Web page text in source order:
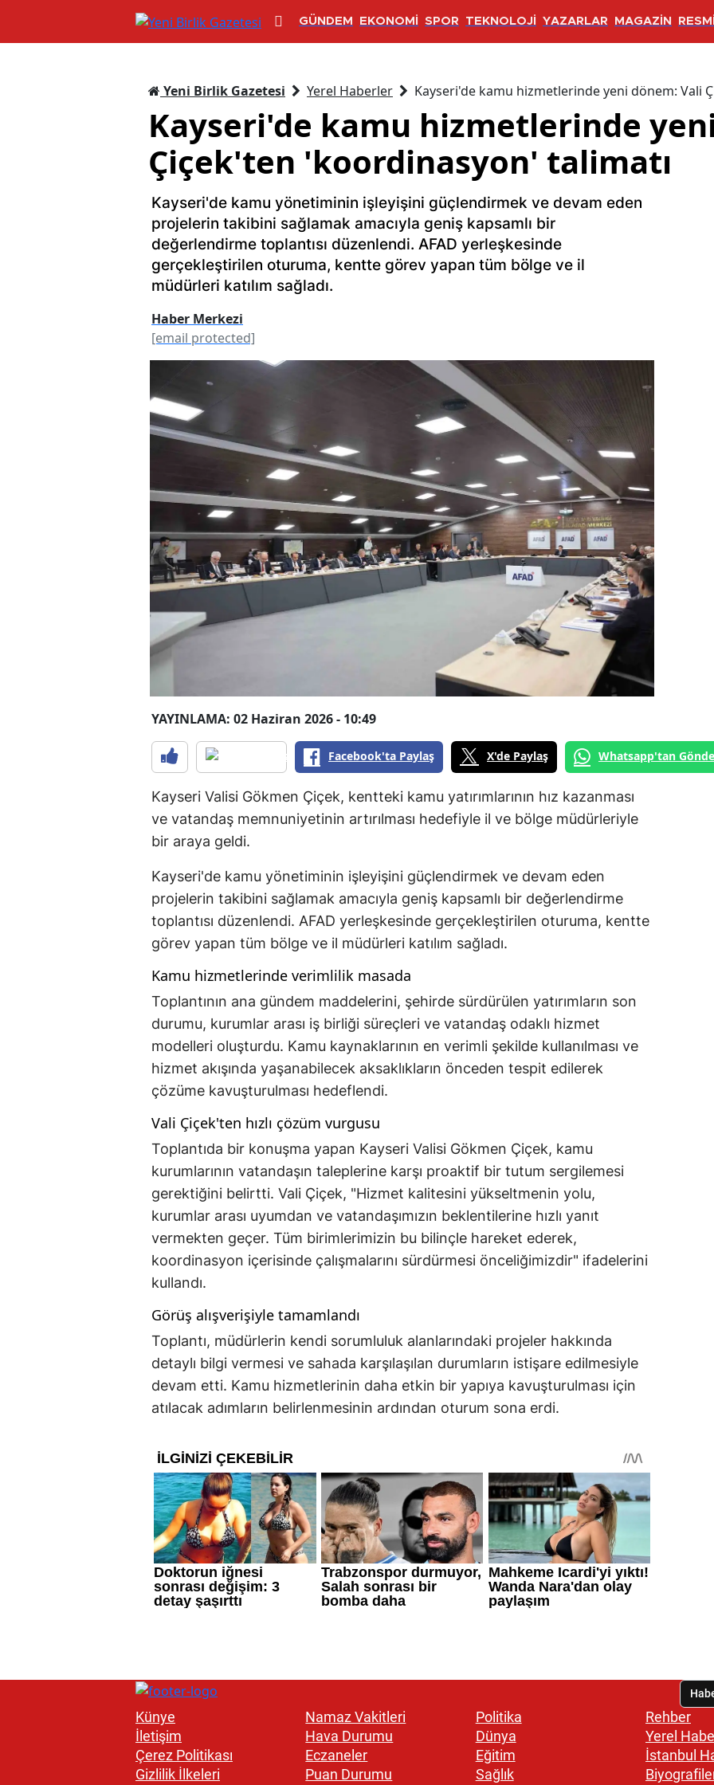
GÜNDEM EKONOMİ SPOR TEKNOLOJİ YAZARLAR MAGAZİN
Yeni Birlik Gazetesi Yerel Haberler Kayseri'de kamu hizmetlerinde yeni dönem: Vali
Kayseri'de kamu hizmetlerinde
Çiçek'ten 'koordinasyon' talimatı
Kayseri'de kamu yönetiminin işleyişini güçlendirmek ve devam eden
projelerin takibini sağlamak amacıyla geniş kapsamlı bir
değerlendirme toplantısı düzenlendi. AFAD yerleşkesinde
gerçekleştirilen oturuma, kentte görev yapan tüm bölge ve il
müdürleri katılım sağladı.
Haber Merkezi
[email protected]
YAYINLAMA: 02 Haziran 2026 - 10:49
Facebook'ta Paylaş X'de Paylaş Whatsapp'tan
Kayseri Valisi Gökmen Çiçek, kentteki kamu yatırımlarının hız kazanması
ve vatandaş memnuniyetinin artırılması hedefiyle il ve bölge müdürleriyle
bir araya geldi.
Kayseri'de kamu yönetiminin işleyişini güçlendirmek ve devam eden
projelerin takibini sağlamak amacıyla geniş kapsamlı bir değerlendirme
toplantısı düzenlendi. AFAD yerleşkesinde gerçekleştirilen oturuma, kentte
görev yapan tüm bölge ve il müdürleri katılım sağladı.
Kamu hizmetlerinde verimlilik masada
Toplantının ana gündem maddelerini, şehirde sürdürülen yatırımların son
durumu, kurumlar arası iş birliği süreçleri ve vatandaş odaklı hizmet
modelleri oluşturdu. Kamu kaynaklarının en verimli şekilde kullanılması ve
hizmet akışında yaşanabilecek aksaklıkların önceden tespit edilerek
çözüme kavuşturulması hedeflendi.
Vali Çiçek'ten hızlı çözüm vurgusu
Toplantıda bir konuşma yapan Kayseri Valisi Gökmen Çiçek, kamu
kurumlarının vatandaşın taleplerine karşı proaktif bir tutum sergilemesi
gerektiğini belirtti. Vali Çiçek, "Hizmet kalitesini yükseltmenin yolu,
kurumlar arası uyumdan ve vatandaşımızın beklentilerine hızlı yanıt
vermekten geçer. Tüm birimlerimizin bu bilinçle hareket ederek,
koordinasyon içerisinde çalışmalarını sürdürmesi önceliğimizdir" ifadelerini
kullandı.
Görüş alışverişiyle tamamlandı
Toplantı, müdürlerin kendi sorumluluk alanlarındaki projeler hakkında
detaylı bilgi vermesi ve sahada karşılaşılan durumların istişare edilmesiyle
devam etti. Kamu hizmetlerinin daha etkin bir yapıya kavuşturulması için
atılacak adımların belirlenmesinin ardından oturum sona erdi.
Künye
İletişim
Çerez Politikası
Gizlilik İlkeleri
Namaz Vakitleri
Hava Durumu
Eczaneler
Puan Durumu
Politika
Dünya
Eğitim
Sağlık
Rehber
Yerel
İstanbul